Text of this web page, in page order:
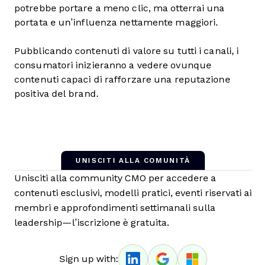
potrebbe portare a meno clic, ma otterrai una
portata e un’influenza nettamente maggiori.
Pubblicando contenuti di valore su tutti i canali, i
consumatori inizieranno a vedere ovunque
contenuti capaci di rafforzare una reputazione
positiva del brand.
UNISCITI ALLA COMUNITÀ
Unisciti alla community CMO per accedere a
contenuti esclusivi, modelli pratici, eventi riservati ai
membri e approfondimenti settimanali sulla
leadership—l’iscrizione è gratuita.
Sign up with: